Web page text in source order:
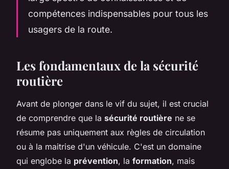
compétences indispensables pour tous les
usagers de la route.
Les fondamentaux de la sécurité
routière
Avant de plonger dans le vif du sujet, il est crucial
de comprendre que la sécurité routière ne se
résume pas uniquement aux règles de circulation
ou à la maitrise d'un véhicule. C'est un domaine
qui englobe la prévention, la formation, mais